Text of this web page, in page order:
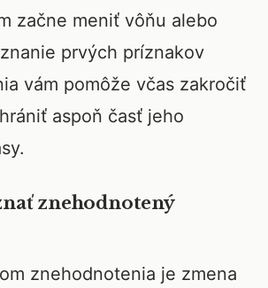
začne meniť vôňu alebo
prvých príznakov
vám pomôže včas zakročiť
aspoň časť jeho
znehodnotený
znehodnotenia je zmena